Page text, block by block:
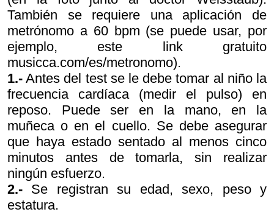
También se requiere una aplicación de
metrónomo a 60 bpm (se puede usar, por
ejemplo, este link gratuito
musicca.com/es/metronomo).
1.- Antes del test se le debe tomar al niño la
frecuencia cardíaca (medir el pulso) en
reposo. Puede ser en la mano, en la
muñeca o en el cuello. Se debe asegurar
que haya estado sentado al menos cinco
minutos antes de tomarla, sin realizar
ningún esfuerzo.
2.- Se registran su edad, sexo, peso y
estatura.